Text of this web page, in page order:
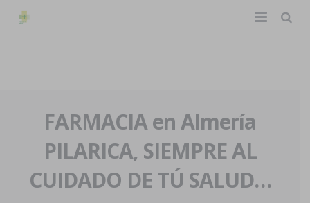
La farmacia
Nuestra historia
Nuestro equipo
Eventos
Servicios y reservas
FARMACIA en Almería
PILARICA, SIEMPRE AL
CUIDADO DE TÚ SALUD…